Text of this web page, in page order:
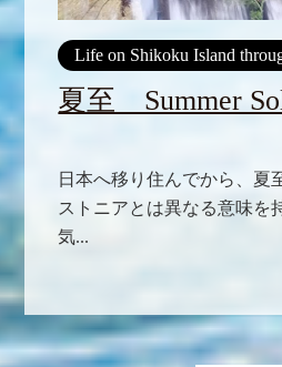
Life on Shikoku Island
夏至 Summer
日本へ移り住んでから、夏
ストニアとは異なる意味を
気...